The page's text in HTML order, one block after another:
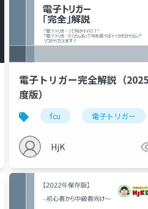
airsoft 不知火商店
電子トリガー完全解説（
度版）
fcu 電子トリガー
HjK